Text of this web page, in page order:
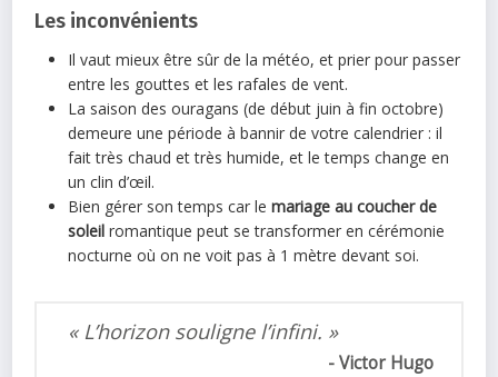
Les inconvénients
Il vaut mieux être sûr de la météo, et prier pour passer
entre les gouttes et les rafales de vent.
La saison des ouragans (de début juin à fin octobre)
demeure une période à bannir de votre calendrier : il
fait très chaud et très humide, et le temps change en
un clin d’œil.
Bien gérer son temps car lemariage au coucher de
soleil romantique peut se transformer en cérémonie
nocturne où on ne voit pas à 1 mètre devant soi.
« L’horizon souligne l’infini. »
Victor Hugo